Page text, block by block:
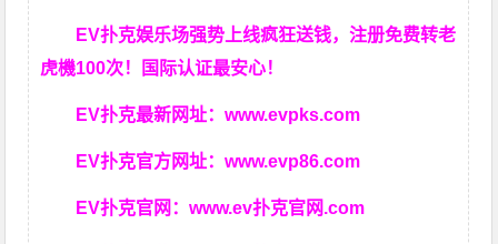
EV扑克娱乐场强势上线疯狂送钱，注册免费转老
虎機100次！国际认证最安心！
EV扑克最新网址：www.evpks.com
EV扑克官方网址：www.evp86.com
EV扑克官网：www.ev扑克官网.com